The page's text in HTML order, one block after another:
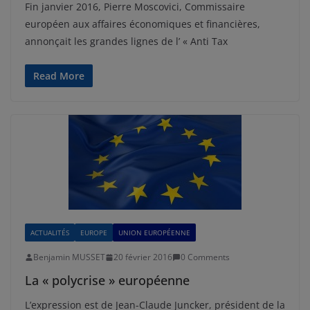
Fin janvier 2016, Pierre Moscovici, Commissaire
européen aux affaires économiques et financières,
annonçait les grandes lignes de l’ « Anti Tax
Read More
ACTUALITÉS EUROPE UNION EUROPÉENNE
Benjamin MUSSET 20 février 2016 0 Comments
La « polycrise » européenne
L’expression est de Jean-Claude Juncker, président de la